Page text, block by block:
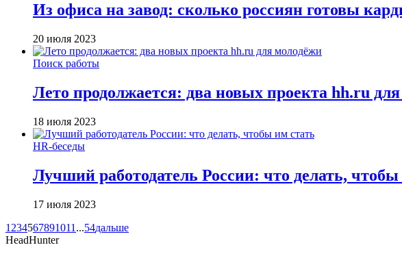
Из офиса на завод: сколько россиян готовы
20 июля 2023
Поиск работы
Лето продолжается: два новых проекта hh.ru
18 июля 2023
HR-беседы
Лучший работодатель России: что делать, чтобы
17 июля 2023
1 234567891011 ...54дальше
HeadHunter